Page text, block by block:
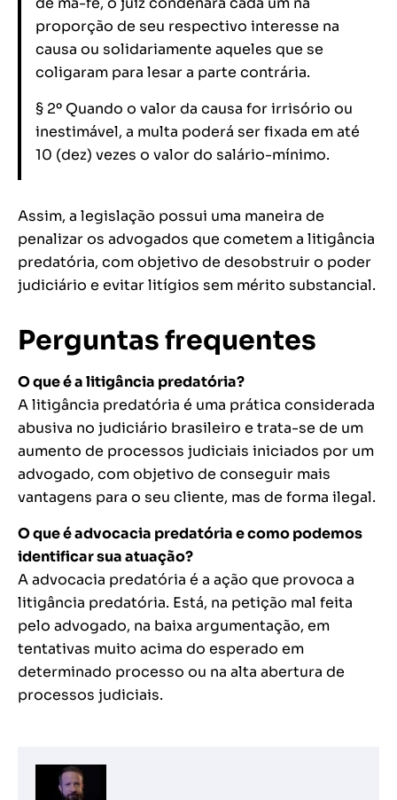
proporção de seu respectivo interesse na
causa ou solidariamente aqueles que se
coligaram para lesar a parte contrária.
§ 2º Quando o valor da causa for irrisório ou
inestimável, a multa poderá ser fixada em até
10 (dez) vezes o valor do salário-mínimo.
Assim, a legislação possui uma maneira de
penalizar os advogados que cometem a litigância
predatória, com objetivo de desobstruir o poder
judiciário e evitar litígios sem mérito substancial.
Perguntas frequentes
O que é a litigância predatória?
A litigância predatória é uma prática considerada
abusiva no judiciário brasileiro e trata-se de um
aumento de processos judiciais iniciados por um
advogado, com objetivo de conseguir mais
vantagens para o seu cliente, mas de forma ilegal.
O que é advocacia predatória e como podemos
identificar sua atuação?
A advocacia predatória é a ação que provoca a
litigância predatória. Está, na petição mal feita
pelo advogado, na baixa argumentação, em
tentativas muito acima do esperado em
determinado processo ou na alta abertura de
processos judiciais.